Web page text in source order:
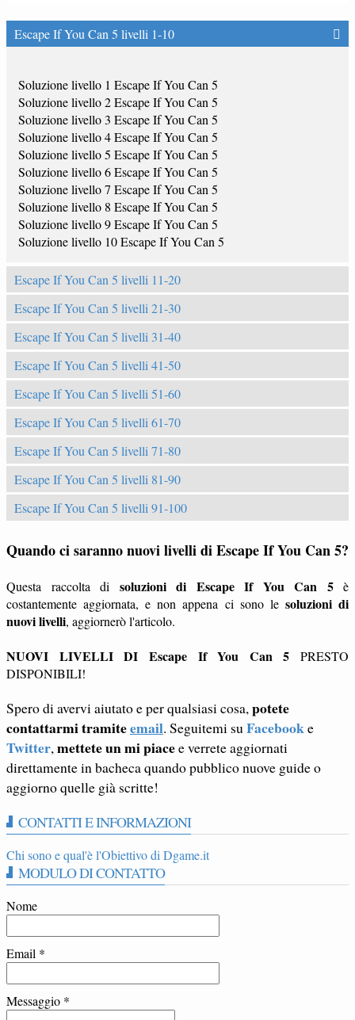
Escape If You Can 5 livelli 1-10
Soluzione livello 1 Escape If You Can 5
Soluzione livello 2 Escape If You Can 5
Soluzione livello 3 Escape If You Can 5
Soluzione livello 4 Escape If You Can 5
Soluzione livello 5 Escape If You Can 5
Soluzione livello 6 Escape If You Can 5
Soluzione livello 7 Escape If You Can 5
Soluzione livello 8 Escape If You Can 5
Soluzione livello 9 Escape If You Can 5
Soluzione livello 10 Escape If You Can 5
Escape If You Can 5 livelli 11-20
Escape If You Can 5 livelli 21-30
Escape If You Can 5 livelli 31-40
Escape If You Can 5 livelli 41-50
Escape If You Can 5 livelli 51-60
Escape If You Can 5 livelli 61-70
Escape If You Can 5 livelli 71-80
Escape If You Can 5 livelli 81-90
Escape If You Can 5 livelli 91-100
Quando ci saranno nuovi livelli di Escape If You Can 5?
Questa raccolta di soluzioni di Escape If You Can 5è
costantemente aggiornata, e non appena ci sono le soluzioni di
nuovi livelli, aggiornerò l'articolo.
NUOVI LIVELLI DI Escape If You Can 5 PRESTO
DISPONIBILI!
Spero di avervi aiutato e per qualsiasi cosa,potete
contattarmi tramiteemail. Seguitemi suFacebooke
Twitter,mettete un mi piacee verrete aggiornati
direttamente in bacheca quando pubblico nuove guide o
aggiorno quelle già scritte!
CONTATTI E INFORMAZIONI
Chi sono e qual'è l'Obiettivo di Dgame.it
MODULO DI CONTATTO
Nome
Email *
Messaggio *